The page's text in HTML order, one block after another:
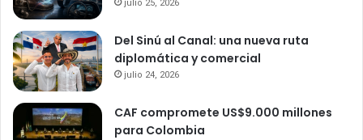
julio 25, 2026
Del Sinú al Canal: una nueva ruta
diplomática y comercial
julio 24, 2026
CAF compromete US$9.000 millones
para Colombia